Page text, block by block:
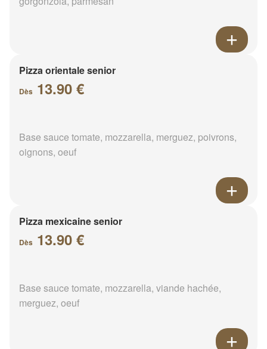
Pizza orientale senior
Dès 13.90 €
Base sauce tomate, mozzarella, merguez, poivrons,
oignons, oeuf
Pizza mexicaine senior
Dès 13.90 €
Base sauce tomate, mozzarella, viande hachée,
merguez, oeuf